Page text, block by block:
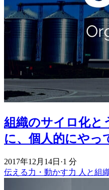
組織のサイロ化と
に、個人的にやっ
2017年12月14日 ·1 分
伝える力・動かす力 人と組